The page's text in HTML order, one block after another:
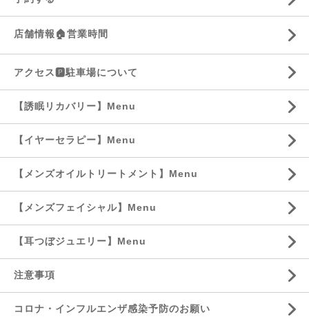
店舗情報🏠営業時間
アクセス🅿️駐車場について
【誘眠リカバリー】Menu
【イヤーセラピー】Menu
【メンズオイルトリートメント】Menu
【メンズフェイシャル】Menu
【耳つぼジュエリー】Menu
注意事項
コロナ・インフルエンザ感染予防のお願い